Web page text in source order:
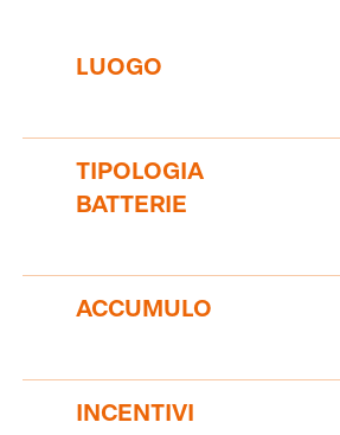
LUOGO
TIPOLOGIA
BATTERIE
ACCUMULO
INCENTIVI